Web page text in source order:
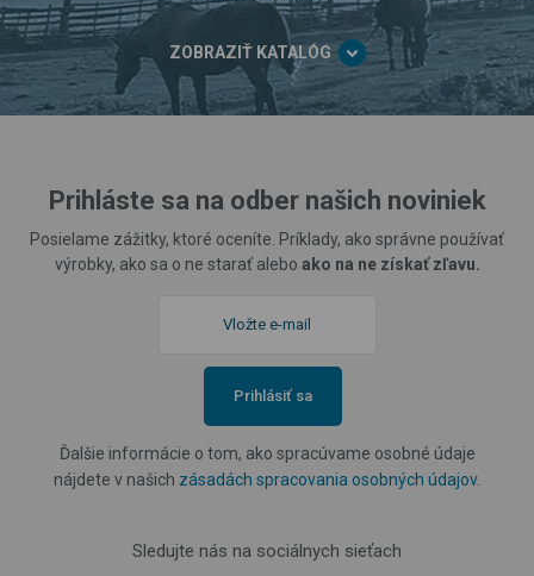
ZOBRAZIŤ KATALÓG
Prihláste sa na odber našich noviniek
Posielame zážitky, ktoré oceníte. Príklady, ako správne používať
výrobky, ako sa o ne starať alebo ako na ne získať zľavu.
Prihlásiť sa
Ďalšie informácie o tom, ako spracúvame osobné údaje
nájdete v našich zásadách spracovania osobných údajov.
Sledujte nás na sociálnych sieťach